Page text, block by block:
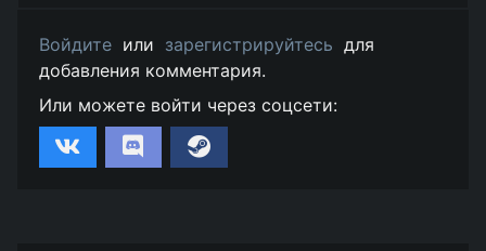
Войдите или зарегистрируйтесь для
добавления комментария.
Или можете войти через соцсети: